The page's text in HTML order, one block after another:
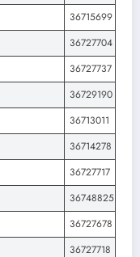
36715699
36727704
36727737
36729190
36713011
36714278
36727717
36748825
36727678
36727718